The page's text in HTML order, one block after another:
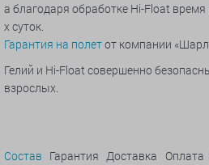
а благодаря обработке Hi-Float
х суток.
Гарантия на полетот компании
Гелий и Hi-Float совершенно
взрослых.
Состав Гарантия Доставка Оплата